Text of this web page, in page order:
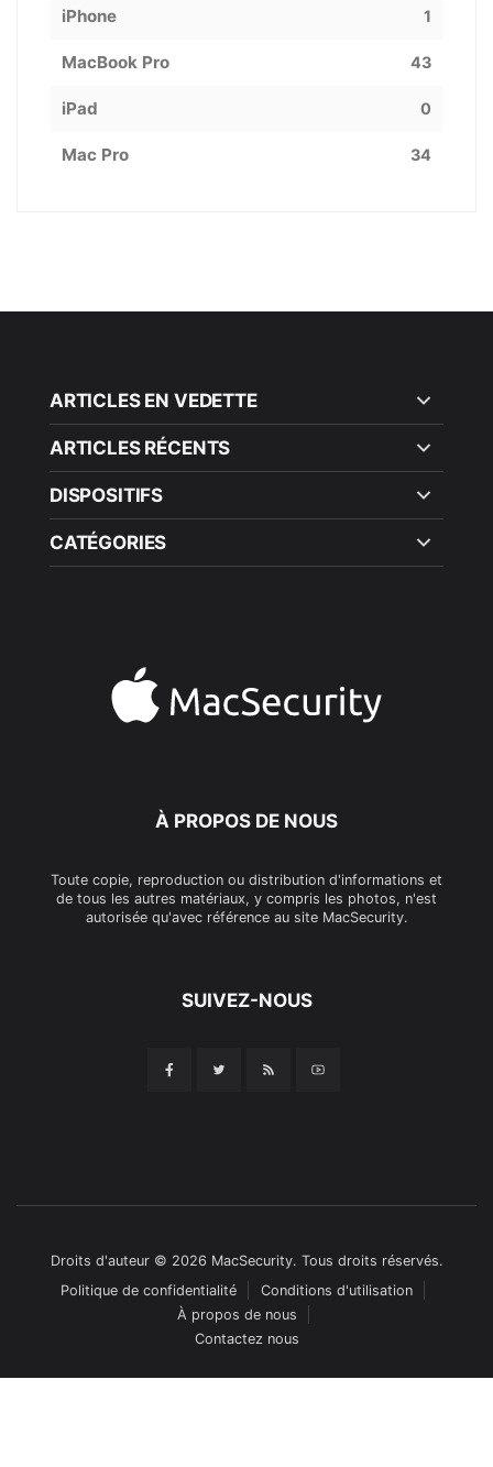
iPhone 1
MacBook Pro 43
iPad 0
Mac Pro 34
ARTICLES EN VEDETTE
ARTICLES RÉCENTS
DISPOSITIFS
CATÉGORIES
À PROPOS DE NOUS
Toute copie, reproduction ou distribution d'informations et
de tous les autres matériaux, y compris les photos, n'est
autorisée qu'avec référence au site MacSecurity.
SUIVEZ-NOUS
Droits d'auteur © 2026 MacSecurity. Tous droits réservés.
Politique de confidentialité
Conditions d'utilisation
À propos de nous
Contactez nous